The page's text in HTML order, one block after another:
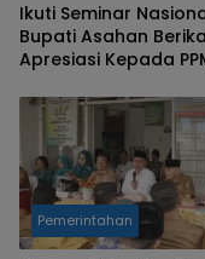
Ikuti Seminar
Bupati Asahan
Apresiasi Kepada
Pemerintahan